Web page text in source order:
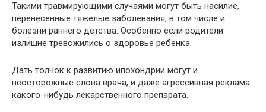
Такими травмирующими случаями могут быть насилие,
перенесенные тяжелые заболевания, в том числе и
болезни раннего детства. Особенно если родители
излишне тревожились о здоровье ребенка.
Дать толчок к развитию ипохондрии могут и
неосторожные слова врача, и даже агрессивная реклама
какого-нибудь лекарственного препарата.